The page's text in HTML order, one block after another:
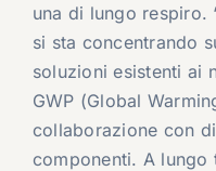
una di lungo respiro.
si sta concentrando
soluzioni esistenti ai
GWP (Global
collaborazione con
componenti. A lungo